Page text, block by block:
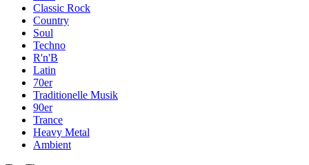
Classic Rock
Country
Soul
Techno
R'n'B
Latin
70er
Traditionelle Musik
90er
Trance
Heavy Metal
Ambient